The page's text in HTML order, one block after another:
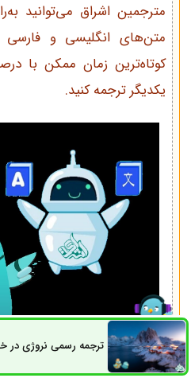
مترجمین اشراق می‌توانید
متن‌های انگلیسی و فارسی
کوتاه‌ترین زمان ممکن با
یکدیگر ترجمه کنید.
ترجمه رسمی نروژی درراه های ارتباطی